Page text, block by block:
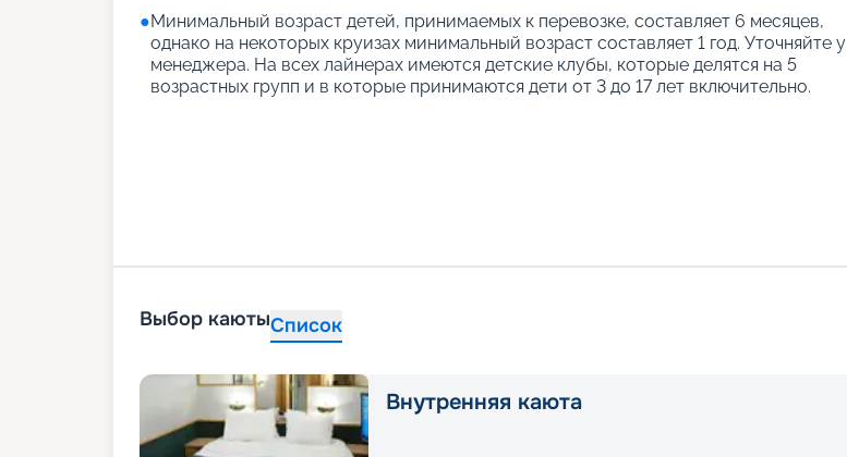
●Минимальный возраст детей, принимаемых к перевозке, составляет 6 месяцев,
однако на некоторых круизах минимальный возраст составляет 1 год. Уточняйте у
менеджера. На всех лайнерах имеются детские клубы, которые делятся на 5
возрастных групп и в которые принимаются дети от 3 до 17 лет включительно.
Выбор каютыСписок
Внутренняя каюта